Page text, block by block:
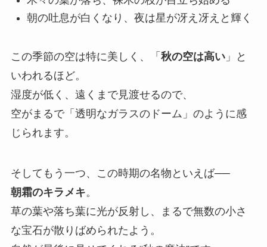
朝の吐息が白くなり、夜は星が冴え冴えと輝く
この季節の空は特に美しく、「 秋の空は高い」と
いわれるほど。
湿度が低く、遠くまで見渡せるので、
空がまるで「透明なガラスのドーム」のように感
じられます。
そしてもう一つ、この時期の名物といえば──
朝霜のキラメキ。
草の葉や落ち葉に光が反射し、まるで無数の小さ
な宝石が散りばめられたよう。